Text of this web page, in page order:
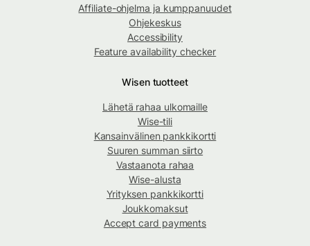
Affiliate-ohjelma ja kumppanuudet
Ohjekeskus
Accessibility
Feature availability checker
Wisen tuotteet
Lähetä rahaa ulkomaille
Wise-tili
Kansainvälinen pankkikortti
Suuren summan siirto
Vastaanota rahaa
Wise-alusta
Yrityksen pankkikortti
Joukkomaksut
Accept card payments